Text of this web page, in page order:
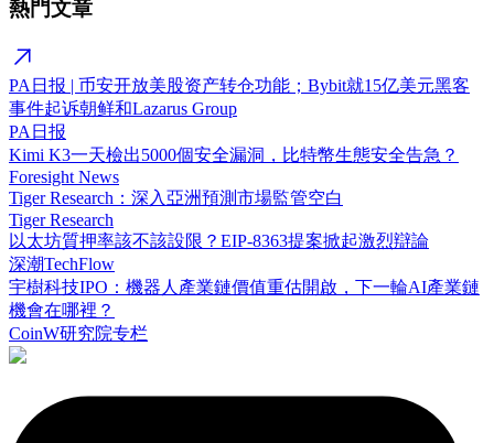
熱門文章
PA日报 | 币安开放美股资产转仓功能；Bybit就15亿美元黑客
事件起诉朝鲜和Lazarus Group
PA日报
Kimi K3一天檢出5000個安全漏洞，比特幣生態安全告急？
Foresight News
Tiger Research：深入亞洲預測市場監管空白
Tiger Research
以太坊質押率該不該設限？EIP-8363提案掀起激烈辯論
深潮TechFlow
宇樹科技IPO：機器人產業鏈價值重估開啟，下一輪AI產業鏈
機會在哪裡？
CoinW研究院专栏